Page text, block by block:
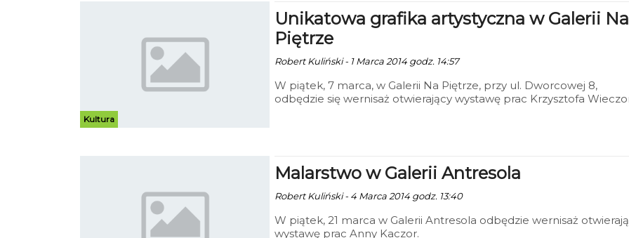
Kultura
Unikatowa grafika artystyczna w Galerii Na
Piętrze
Robert Kuliński - 1 Marca 2014 godz. 14:57
W piątek, 7 marca, w Galerii Na Piętrze, przy ul. Dworcowej 8,
Malarstwo w Galerii Antresola
Robert Kuliński - 4 Marca 2014 godz. 13:40
W piątek, 21 marca w Galerii Antresola odbędzie wernisaż
wystawę prac Anny Kaczor.